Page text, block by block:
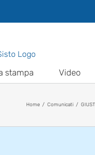
stampa Video
Home Comunicati